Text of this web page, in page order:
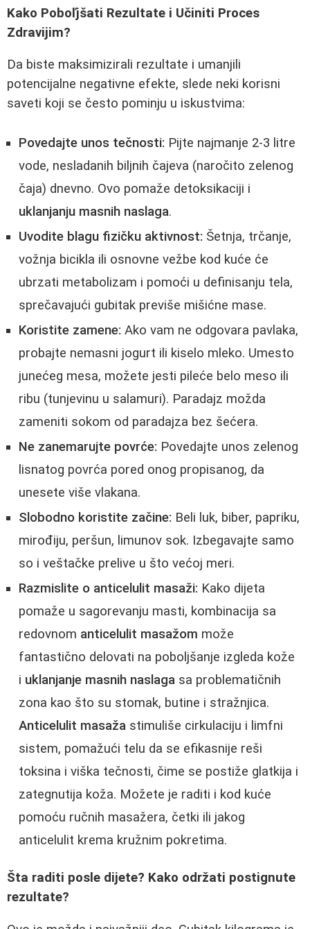
Kako Poboľjšati Rezultate i Učiniti Proces
Zdravijim?
Da biste maksimizirali rezultate i umanjili
potencijalne negativne efekte, slede neki korisni
saveti koji se često pominju u iskustvima:
Povedajte unos tečnosti: Pijte najmanje 2-3 litre
vode, nesladanih biljnih čajeva (naročito zelenog
čaja) dnevno. Ovo pomaže detoksikaciji i
uklanjanju masnih naslaga.
Uvodite blagu fizičku aktivnost: Šetnja, trčanje,
vožnja bicikla ili osnovne vežbe kod kuće će
ubrzati metabolizam i pomoći u definisanju tela,
sprečavajući gubitak previše mišićne mase.
Koristite zamene: Ako vam ne odgovara pavlaka,
probajte nemasni jogurt ili kiselо mleko. Umesto
junećeg mesa, možete jesti pileće belo meso ili
ribu (tunjevinu u salamuri). Paradajz možda
zameniti sokom od paradajza bez šećera.
Ne zanemarujte povrće: Povedajte unos zelenog
lisnatog povrća pored onog propisanog, da
unesete više vlakana.
Slobodno koristite začine: Beli luk, biber, papriku,
mirođiju, peršun, limunov sok. Izbegavajte samo
so i veštačke prelive u što većoj meri.
Razmislite o anticelulit masaži: Kako dijeta
pomaže u sagorevanju masti, kombinacija sa
redovnom anticelulit masažom može
fantastično delovati na poboljšanje izgleda kože
i uklanjanje masnih naslaga sa problematičnih
zona kao što su stomak, butine i stražnjica.
Anticelulit masaža stimuliše cirkulaciju i limfni
sistem, pomažući telu da se efikasnije reši
toksina i viška tečnosti, čime se postiže glatkija i
zategnutija koža. Možete je raditi i kod kuće
pomoću ručnih masažera, četki ili jakog
anticelulit krema kružnim pokretima.
Šta raditi posle dijete? Kako održati postignute
rezultate?